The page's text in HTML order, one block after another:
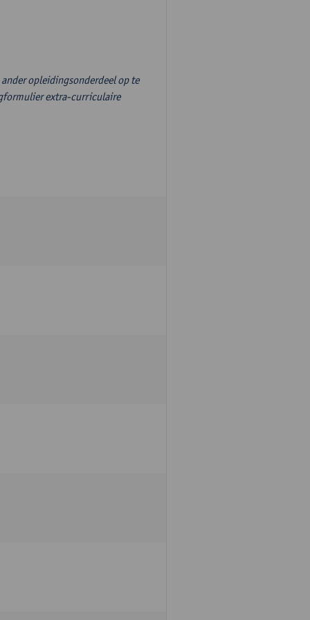
opleidingsonderdeel op te
extra-curriculaire